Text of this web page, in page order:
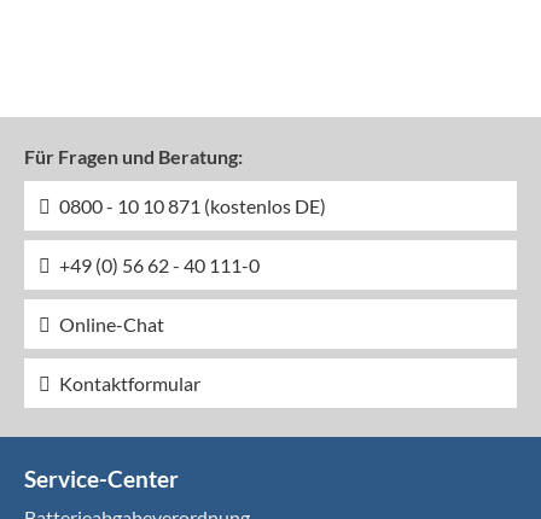
Für Fragen und Beratung:
0800 - 10 10 871 (kostenlos DE)
+49 (0) 56 62 - 40 111-0
Online-Chat
Kontaktformular
Service-Center